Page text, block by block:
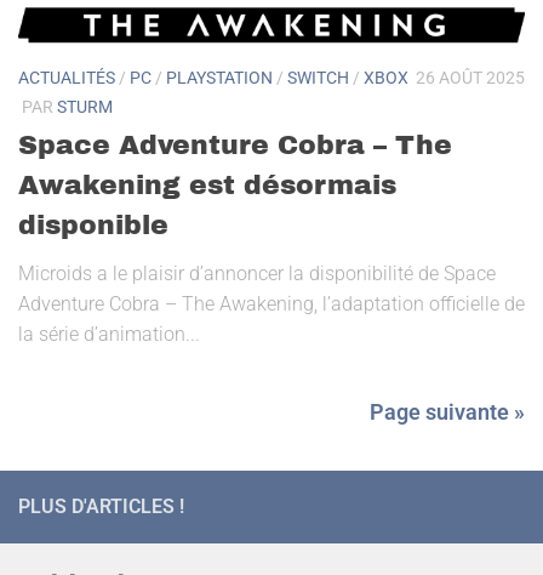
ACTUALITÉS / PC / PLAYSTATION / SWITCH / XBOX 26 AOÛT 2025
PAR STURM
Space Adventure Cobra – The
Awakening est désormais
disponible
Microids a le plaisir d’annoncer la disponibilité de Space
Adventure Cobra – The Awakening, l’adaptation officielle de
la série d’animation...
Page suivante »
PLUS D'ARTICLES !